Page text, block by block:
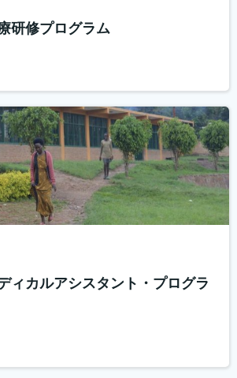
研修プログラム
ィカルアシスタント・プログラ